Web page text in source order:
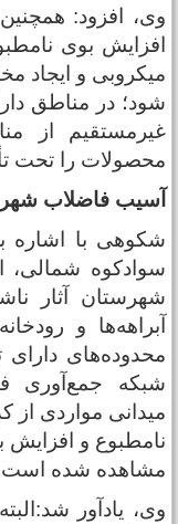
افزود: همچنین
بوی
و ایجاد
در مناطق
از
را تحت
فاضلاب شهری
با اشاره به
شمالی،
آثار
و
دارای
جمع‌آوری
مواردی از
و افزایش
شده است.
یادآور